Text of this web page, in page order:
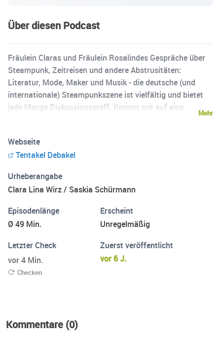
Über diesen Podcast
Fräulein Claras und Fräulein Rosalindes Gespräche über
Steampunk, Zeitreisen und andere Abstrusitäten:
Literatur, Mode, Maker und Musik - die deutsche (und
internationale) Steampunkszene ist vielfältig und bietet
jede Menge Diskussionsstoff. Kommt mit auf eine
euch auf eine Reise in den dampfbetriebenen
Retrofuturismus. Shownotes findet ihr auf
Mehr
Webseite
Tentakel Debakel
Urheberangabe
Clara Lina Wirz / Saskia Schürmann
Episodenlänge
Ø 49 Min.
Erscheint
Unregelmäßig
Letzter Check
vor 4 Min.
Checken
Zuerst veröffentlicht
vor 6 J.
Kommentare (0)